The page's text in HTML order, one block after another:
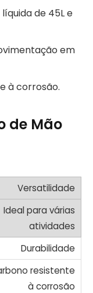
de 45L e
em
à corrosão.
de Mão
Versatilidade
Ideal para várias
atividades
Durabilidade
resistente
à corrosão